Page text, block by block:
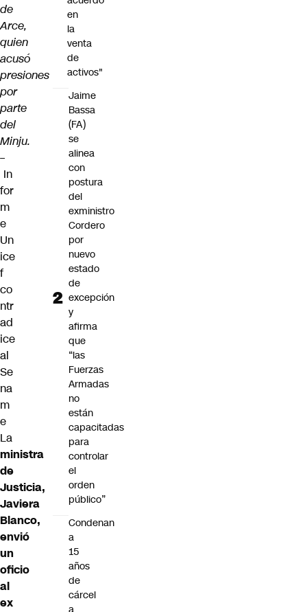
de
Arce,
quien
acusó
presiones
por
parte
del
Minju.
–
In
for
m
e
Un
ice
f
co
ntr
ad
ice
al
Se
na
m
e
La
ministra
de
Justicia,
Javiera
Blanco,
envió
un
oficio
al
ex
en
la
venta
de
activos"
Jaime
Bassa
(FA)
se
alinea
con
postura
del
exministro
Cordero
por
nuevo
estado
de
excepción
y
afirma
que
“las
Fuerzas
Armadas
no
están
capacitadas
para
controlar
el
orden
público”
Condenan
a
15
años
de
cárcel
a